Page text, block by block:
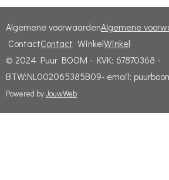
Algemene voorwaardenAlgemene
ContactContact WinkelWinkel
© 2024 Puur BOOM - KVK: 67870368 -
BTW:NL002065385B09- email:
Powered byJouwWeb